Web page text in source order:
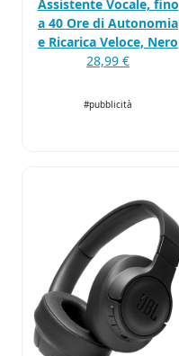
Assistente Vocale, fino
a 40 Ore di Autonomia
e Ricarica Veloce, Nero
28,99 €
#pubblicità